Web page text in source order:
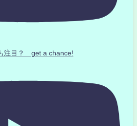
注目？ get a chance!